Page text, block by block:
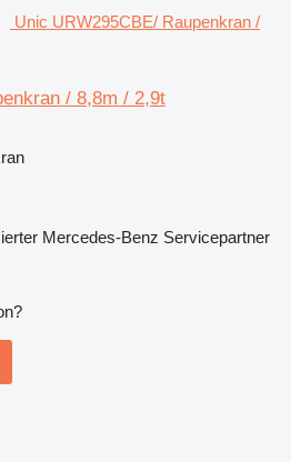
Unic URW295CBE/ Raupenkran /
/ 8,8m / 2,9t
Mercedes-Benz Servicepartner